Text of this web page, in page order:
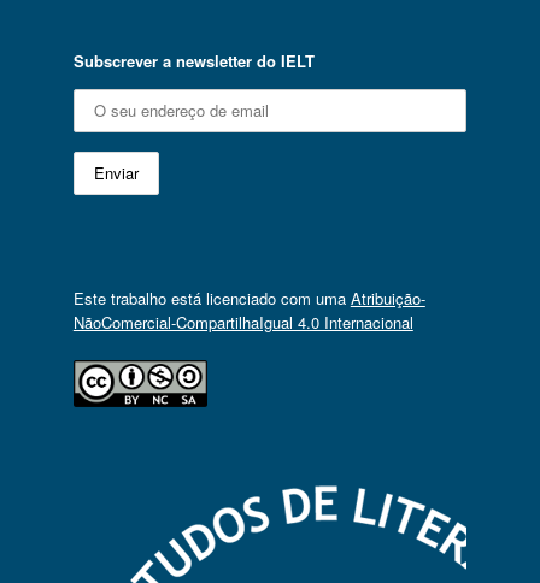
Subscrever a newsletter do IELT
Este trabalho está licenciado com uma Atribuição-
NãoComercial-CompartilhaIgual 4.0 Internacional